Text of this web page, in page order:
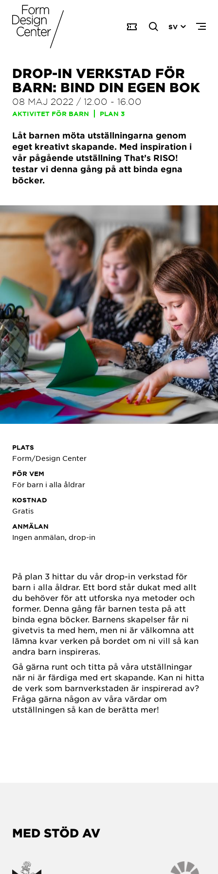
SV
DROP-IN VERKSTAD FÖR
BARN: BIND DIN EGEN BOK
08 MAJ 2022 / 12.00 - 16.00
AKTIVITET FÖR BARN PLAN 3
Låt barnen möta utställningarna genom
eget kreativt skapande. Med inspiration i
vår pågående utställning That’s RISO!
testar vi denna gång på att binda egna
böcker.
På plan 3 hittar du vår drop-in verkstad för
barn i alla åldrar. Ett bord står dukat med allt
du behöver för att utforska nya metoder och
former. Denna gång får barnen testa på att
binda egna böcker. Barnens skapelser får ni
givetvis ta med hem, men ni är välkomna att
lämna kvar verken på bordet om ni vill så kan
andra barn inspireras.
Gå gärna runt och titta på våra utställningar
när ni är färdiga med ert skapande. Kan ni hitta
de verk som barnverkstaden är inspirerad av?
Fråga gärna någon av våra värdar om
utställningen så kan de berätta mer!
PLATS
Form/Design Center
FÖR VEM
För barn i alla åldrar
KOSTNAD
Gratis
ANMÄLAN
Ingen anmälan, drop-in
MED STÖD AV